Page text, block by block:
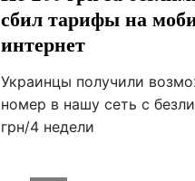
сбил тарифы на
интернет
Украинцы получили
номер в нашу сеть с
грн/4 недели